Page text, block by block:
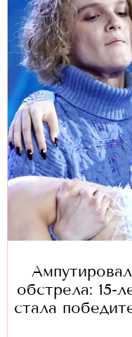
обстрела: 15-
стала